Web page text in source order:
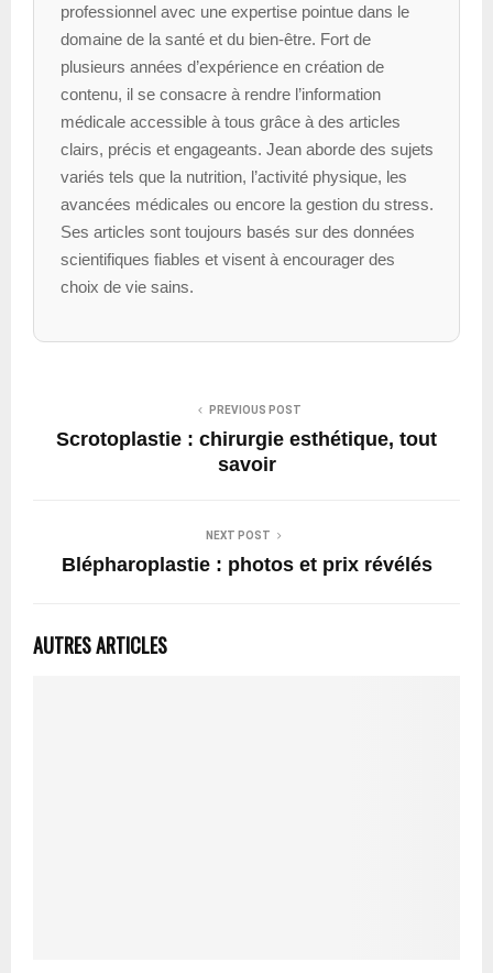
professionnel avec une expertise pointue dans le
domaine de la santé et du bien-être. Fort de
plusieurs années d’expérience en création de
contenu, il se consacre à rendre l’information
médicale accessible à tous grâce à des articles
clairs, précis et engageants. Jean aborde des sujets
variés tels que la nutrition, l’activité physique, les
avancées médicales ou encore la gestion du stress.
Ses articles sont toujours basés sur des données
scientifiques fiables et visent à encourager des
choix de vie sains.
PREVIOUS POST
Scrotoplastie : chirurgie esthétique, tout
savoir
NEXT POST
Blépharoplastie : photos et prix révélés
AUTRES ARTICLES